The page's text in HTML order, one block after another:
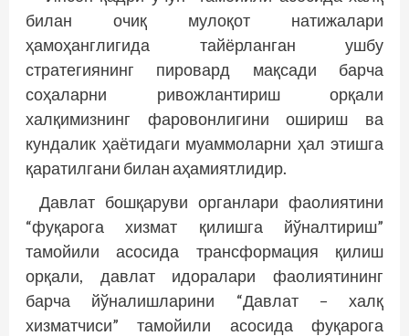
билан очиқ мулоқот натижалари
ҳамоҳанглигида тайёрланган ушбу
стратегиянинг пировард мақсади барча
соҳаларни ривожлантириш орқали
халқимизнинг фаровонлигини ошириш ва
кундалик ҳаётидаги муаммоларни ҳал этишга
қаратилгани билан аҳамиятлидир.
Давлат бошқаруви органлари фаолиятини
“фуқарога хизмат қилишга йўналтириш”
тамойи­­ли асосида трансформация қилиш
орқали, давлат идоралари фаолиятининг
барча йўналиш­ларини “Давлат – халқ
хизматчиси” тамойили асосида фуқарога